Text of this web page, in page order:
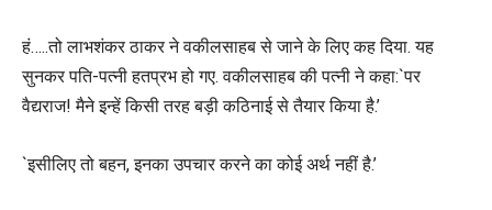
हं…..तो लाभशंकर ठाकर ने वकीलसाहब से जाने के लिए कह दिया. यह
सुनकर पति-पत्नी हतप्रभ हो गए. वकीलसाहब की पत्नी ने कहा:`पर
वैद्यराज! मैने इन्हें किसी तरह बड़ी कठिनाई से तैयार किया है.’
`इसीलिए तो बहन, इनका उपचार करने का कोई अर्थ नहीं है.’